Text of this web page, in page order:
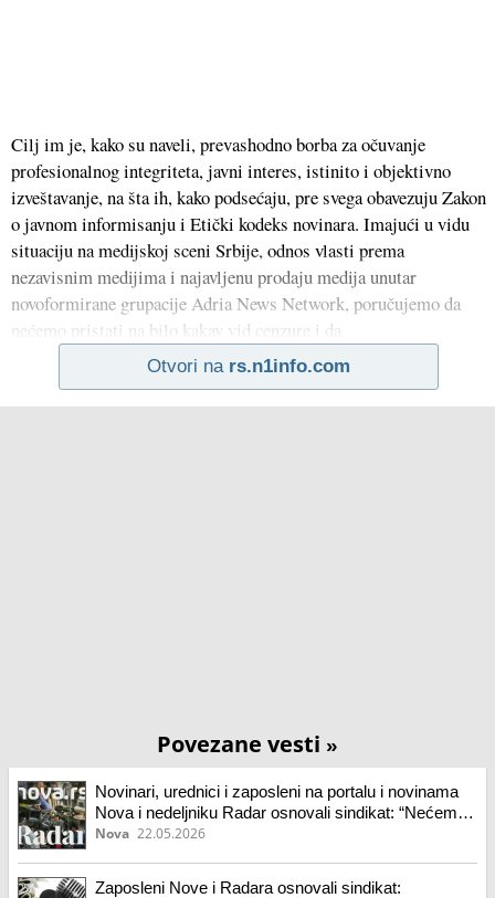
Cilj im je, kako su naveli, prevashodno borba za očuvanje
profesionalnog integriteta, javni interes, istinito i objektivno
izveštavanje, na šta ih, kako podsećaju, pre svega obavezuju Zakon
o javnom informisanju i Etički kodeks novinara. Imajući u vidu
situaciju na medijskoj sceni Srbije, odnos vlasti prema
nezavisnim medijima i najavljenu prodaju medija unutar
novoformirane grupacije Adria News Network, poručujemo da
nećemo pristati na bilo kakav vid cenzure i da
Otvori na rs.n1info.com
Povezane vesti »
Novinari, urednici i zaposleni na portalu i novinama
Nova i nedeljniku Radar osnovali sindikat: “Nećemo
pristati na cenzuru, odupiraćemo se pritiscima”
Nova 22.05.2026
Zaposleni Nove i Radara osnovali sindikat: